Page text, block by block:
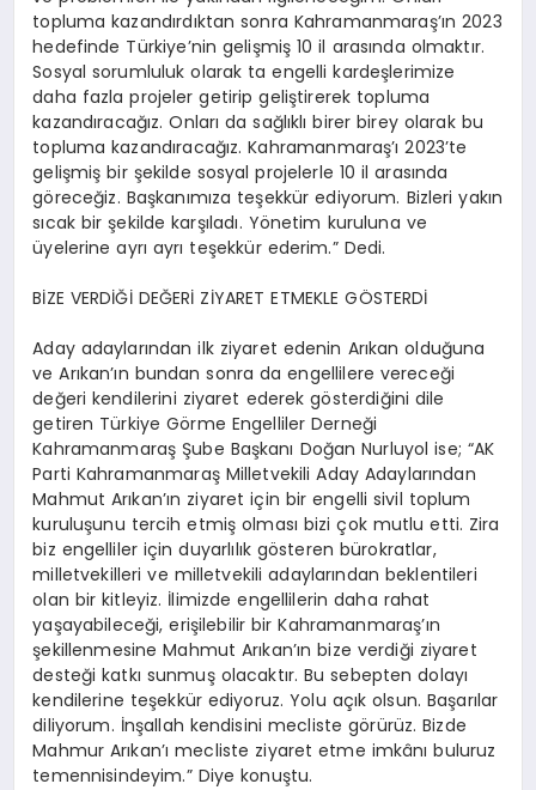
topluma kazandırdıktan sonra Kahramanmaraş’ın 2023
hedefinde Türkiye’nin gelişmiş 10 il arasında olmaktır.
Sosyal sorumluluk olarak ta engelli kardeşlerimize
daha fazla projeler getirip geliştirerek topluma
kazandıracağız. Onları da sağlıklı birer birey olarak bu
topluma kazandıracağız. Kahramanmaraş’ı 2023’te
gelişmiş bir şekilde sosyal projelerle 10 il arasında
göreceğiz. Başkanımıza teşekkür ediyorum. Bizleri yakın
sıcak bir şekilde karşıladı. Yönetim kuruluna ve
üyelerine ayrı ayrı teşekkür ederim.” Dedi.
BİZE VERDİĞİ DEĞERİ ZİYARET ETMEKLE GÖSTERDİ
Aday adaylarından ilk ziyaret edenin Arıkan olduğuna
ve Arıkan’ın bundan sonra da engellilere vereceği
değeri kendilerini ziyaret ederek gösterdiğini dile
getiren Türkiye Görme Engelliler Derneği
Kahramanmaraş Şube Başkanı Doğan Nurluyol ise; “AK
Parti Kahramanmaraş Milletvekili Aday Adaylarından
Mahmut Arıkan’ın ziyaret için bir engelli sivil toplum
kuruluşunu tercih etmiş olması bizi çok mutlu etti. Zira
biz engelliler için duyarlılık gösteren bürokratlar,
milletvekilleri ve milletvekili adaylarından beklentileri
olan bir kitleyiz. İlimizde engellilerin daha rahat
yaşayabileceği, erişilebilir bir Kahramanmaraş’ın
şekillenmesine Mahmut Arıkan’ın bize verdiği ziyaret
desteği katkı sunmuş olacaktır. Bu sebepten dolayı
kendilerine teşekkür ediyoruz. Yolu açık olsun. Başarılar
diliyorum. İnşallah kendisini mecliste görürüz. Bizde
Mahmur Arıkan’ı mecliste ziyaret etme imkânı buluruz
temennisindeyim.” Diye konuştu.